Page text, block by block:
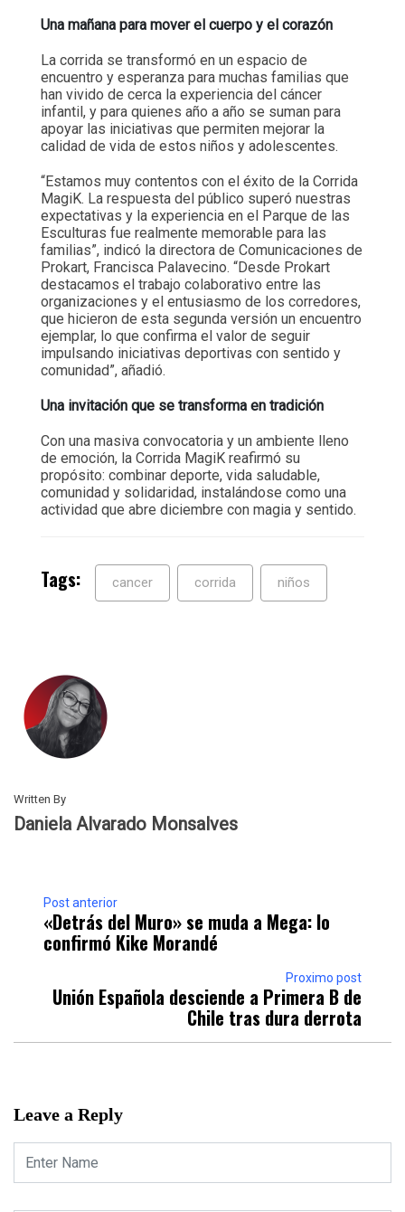
Una mañana para mover el cuerpo y el corazón
La corrida se transformó en un espacio de
encuentro y esperanza para muchas familias que
han vivido de cerca la experiencia del cáncer
infantil, y para quienes año a año se suman para
apoyar las iniciativas que permiten mejorar la
calidad de vida de estos niños y adolescentes.
“Estamos muy contentos con el éxito de la Corrida
MagiK. La respuesta del público superó nuestras
expectativas y la experiencia en el Parque de las
Esculturas fue realmente memorable para las
familias”, indicó la directora de Comunicaciones de
Prokart, Francisca Palavecino. “Desde Prokart
destacamos el trabajo colaborativo entre las
organizaciones y el entusiasmo de los corredores,
que hicieron de esta segunda versión un encuentro
ejemplar, lo que confirma el valor de seguir
impulsando iniciativas deportivas con sentido y
comunidad”, añadió.
Una invitación que se transforma en tradición
Con una masiva convocatoria y un ambiente lleno
de emoción, la Corrida MagiK reafirmó su
propósito: combinar deporte, vida saludable,
comunidad y solidaridad, instalándose como una
actividad que abre diciembre con magia y sentido.
Tags: cancer corrida niños
Written By
Daniela Alvarado Monsalves
Post anterior
«Detrás del Muro» se muda a Mega: lo
confirmó Kike Morandé
Proximo post
Unión Española desciende a Primera B de
Chile tras dura derrota
Leave a Reply